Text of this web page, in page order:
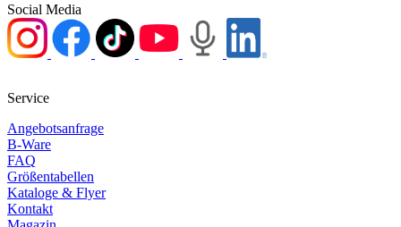
Social Media
Service
Angebotsanfrage
B-Ware
FAQ
Größentabellen
Kataloge & Flyer
Kontakt